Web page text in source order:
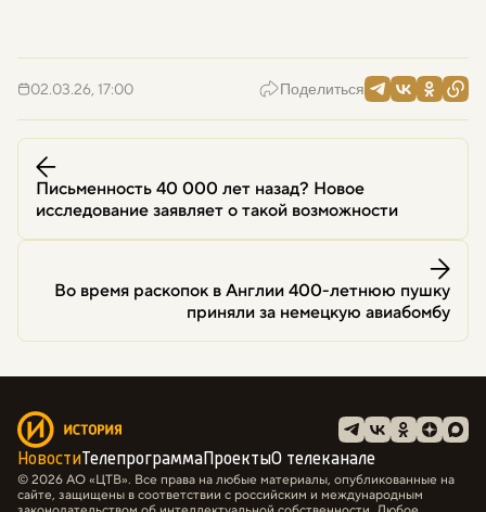
02.03.26, 17:00 Поделиться
Письменность 40 000 лет назад? Новое
исследование заявляет о такой возможности
Во время раскопок в Англии 400-летнюю пушку
приняли за немецкую авиабомбу
Новости Телепрограмма ПроектыО телеканале
© 2026 АО «ЦТВ». Все права на любые материалы, опубликованные на
сайте, защищены в соответствии с российским и международным